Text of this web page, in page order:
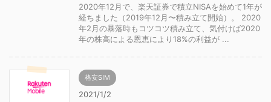
2020年12月で、楽天証券で積立NISAを始めて1年が
経ちました（2019年12月〜積み立て開始）。 2020
年2月の暴落時もコツコツ積み立て、気付けば2020
年の株高による恩恵により18%の利益が ...
格安SIM
2021/1/2